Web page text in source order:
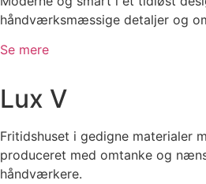
håndværksmæssige detaljer og
Se mere
Lux V
Fritidshuset i gedigne materialer
produceret med omtanke og
håndværkere.